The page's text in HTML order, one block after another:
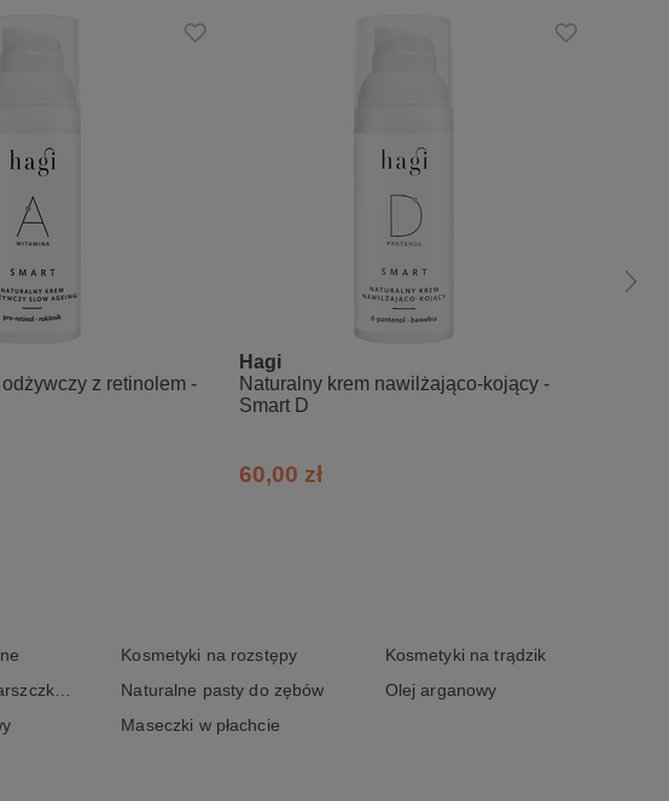
z retinolem -
Hagi
Naturalny krem nawilżająco-kojący -
Smart D
60,00 zł
Kosmetyki na rozstępy
Kosmetyki na trądzik
Kremy przeciwzmarszczkowe Naturalne pasty do zębów
Olej arganowy
Maseczki w płachcie